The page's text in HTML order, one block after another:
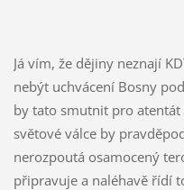
Já vím, že dějiny neznají
nebýt uchvácení Bosny
by tato smutnit pro
světové válce by
nerozpoutá osamocený
připravuje a naléhavě řídí